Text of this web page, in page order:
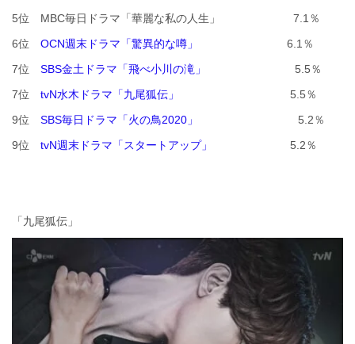
5位 MBC毎日ドラマ「華麗な私の人生」 7.1％
6位 OCN週末ドラマ「驚異的な噂」
6.1％
7位 SBS金土ドラマ「飛べ小川の滝」
5.5％
7位 tvN水木ドラマ「九尾狐伝」
5.5％
9位 SBS毎日ドラマ「火の鳥2020」
5.2％
9位 tvN週末ドラマ「スタートアップ」 5.2％
「九尾狐伝」